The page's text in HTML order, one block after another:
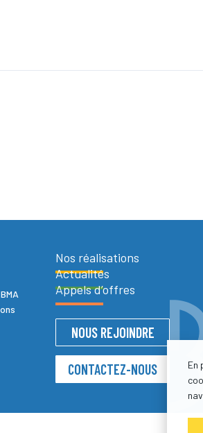
Nos réalisations
Actualités
Appels d’offres
NOUS REJOINDRE
CONTACTEZ-NOUS
En